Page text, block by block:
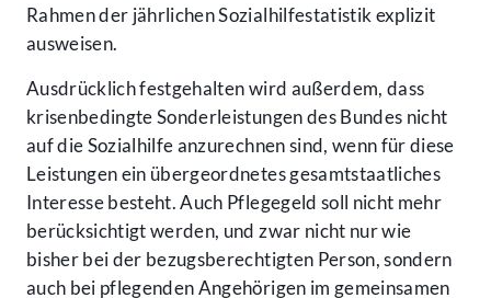
Rahmen der jährlichen Sozialhilfestatistik explizit
ausweisen.
Ausdrücklich festgehalten wird außerdem, dass
krisenbedingte Sonderleistungen des Bundes nicht
auf die Sozialhilfe anzurechnen sind, wenn für diese
Leistungen ein übergeordnetes gesamtstaatliches
Interesse besteht. Auch Pflegegeld soll nicht mehr
berücksichtigt werden, und zwar nicht nur wie
bisher bei der bezugsberechtigten Person, sondern
auch bei pflegenden Angehörigen im gemeinsamen